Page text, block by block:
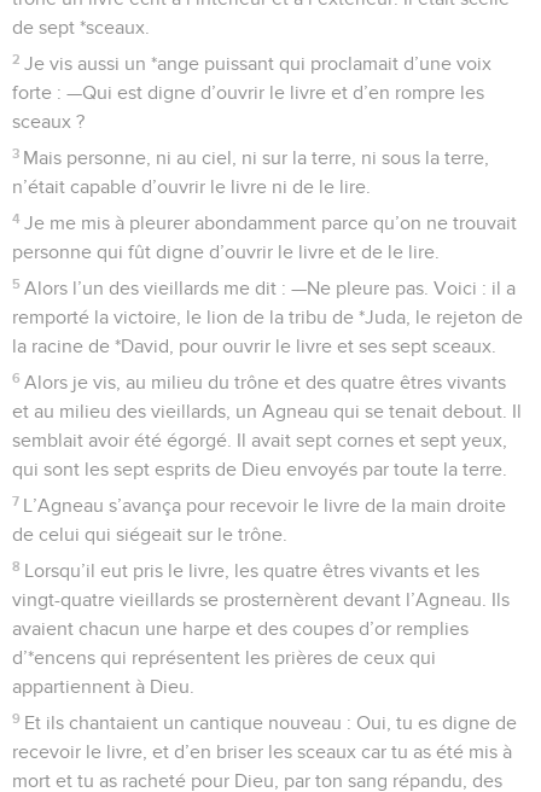
de sept *sceaux.
2 Je vis aussi un *ange puissant qui proclamait d’une voix
forte : —Qui est digne d’ouvrir le livre et d’en rompre les
sceaux ?
3 Mais personne, ni au ciel, ni sur la terre, ni sous la terre,
n’était capable d’ouvrir le livre ni de le lire.
4 Je me mis à pleurer abondamment parce qu’on ne trouvait
personne qui fût digne d’ouvrir le livre et de le lire.
5 Alors l’un des vieillards me dit : —Ne pleure pas. Voici : il a
remporté la victoire, le lion de la tribu de *Juda, le rejeton de
la racine de *David, pour ouvrir le livre et ses sept sceaux.
6 Alors je vis, au milieu du trône et des quatre êtres vivants
et au milieu des vieillards, un Agneau qui se tenait debout. Il
semblait avoir été égorgé. Il avait sept cornes et sept yeux,
qui sont les sept esprits de Dieu envoyés par toute la terre.
7 L’Agneau s’avança pour recevoir le livre de la main droite
de celui qui siégeait sur le trône.
8 Lorsqu’il eut pris le livre, les quatre êtres vivants et les
vingt-quatre vieillards se prosternèrent devant l’Agneau. Ils
avaient chacun une harpe et des coupes d’or remplies
d’*encens qui représentent les prières de ceux qui
appartiennent à Dieu.
9 Et ils chantaient un cantique nouveau : Oui, tu es digne de
recevoir le livre, et d’en briser les sceaux car tu as été mis à
mort et tu as racheté pour Dieu, par ton sang répandu, des